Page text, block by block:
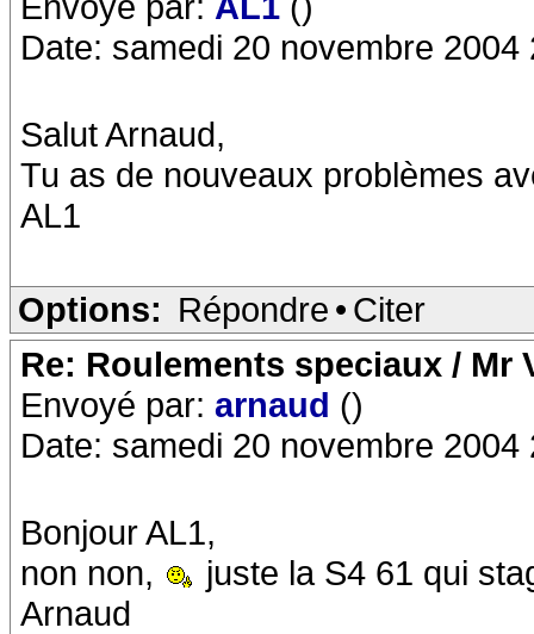
Date: samedi 20 novembre 2004
Salut Arnaud,
Tu as de nouveaux problèmes
AL1
Options: Répondre • Citer
Re: Roulements speciaux / Mr
Envoyé par: arnaud ()
Date: samedi 20 novembre 2004
Bonjour AL1,
non non,
juste la S4 61 qui
Arnaud